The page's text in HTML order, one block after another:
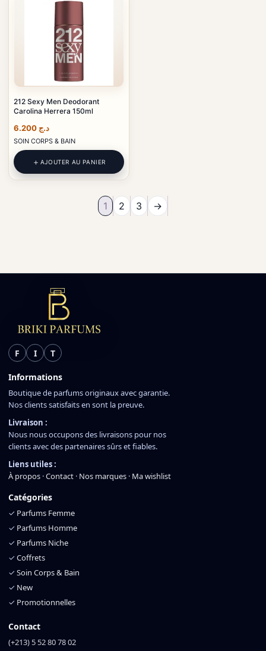
212 Sexy Men Deodorant
Carolina Herrera 150ml
د.ج
SOIN CORPS & BAIN
AJOUTER AU PANIER
1 2 3 →
F I T
Informations
Boutique de parfums originaux avec garantie.
Nos clients satisfaits en sont la preuve.
Livraison :
Nous nous occupons des livraisons pour nos
clients avec des partenaires sûrs et fiables.
Liens utiles :
À propos ·Contact · Nos marques · Ma wishlist
Catégories
✓ Parfums Femme
✓ Parfums Homme
✓ Parfums Niche
✓ Coffrets
✓ Soin Corps & Bain
✓ New
✓ Promotionnelles
Contact
(+213) 5 52 80 78 02